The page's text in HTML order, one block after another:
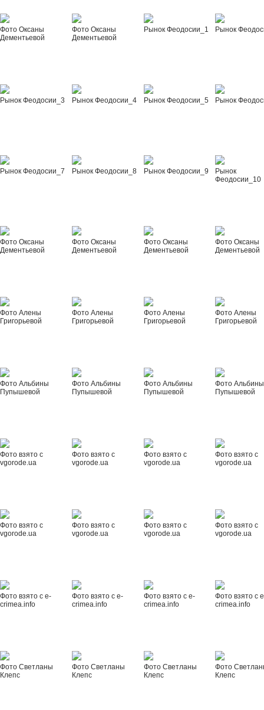
Фото Оксаны
Дементьевой
Фото Оксаны
Дементьевой
Рынок Феодосии_1 Рынок
Рынок Феодосии_3 Рынок Феодосии_4 Рынок Феодосии_5 Рынок
Рынок Феодосии_7 Рынок Феодосии_8 Рынок Феодосии_9
Рынок
Феодосии_10
Фото Оксаны
Дементьевой
Фото Оксаны
Дементьевой
Фото Оксаны
Дементьевой
Фото Оксаны
Дементьевой
Фото Алены
Григорьевой
Фото Алены
Григорьевой
Фото Алены
Григорьевой
Фото Алены
Григорьевой
Фото Альбины
Пупышевой
Фото Альбины
Пупышевой
Фото Альбины
Пупышевой
Фото Альбины
Пупышевой
Фото взято с
vgorode.ua
Фото взято с
vgorode.ua
Фото взято с
vgorode.ua
Фото взято с
vgorode.ua
Фото взято с
vgorode.ua
Фото взято с
vgorode.ua
Фото взято с
vgorode.ua
Фото взято с
vgorode.ua
Фото взято с e-
crimea.info
Фото взято с e-
crimea.info
Фото взято с e-
crimea.info
Фото взято с
crimea.info
Фото Светланы
Клепс
Фото Светланы
Клепс
Фото Светланы
Клепс
Фото
Клепс